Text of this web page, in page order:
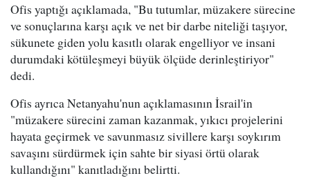
Ofis yaptığı açıklamada, "Bu tutumlar, müzakere sürecine
ve sonuçlarına karşı açık ve net bir darbe niteliği taşıyor,
sükunete giden yolu kasıtlı olarak engelliyor ve insani
durumdaki kötüleşmeyi büyük ölçüde derinleştiriyor"
dedi.
Ofis ayrıca Netanyahu'nun açıklamasının İsrail'in
"müzakere sürecini zaman kazanmak, yıkıcı projelerini
hayata geçirmek ve savunmasız sivillere karşı soykırım
savaşını sürdürmek için sahte bir siyasi örtü olarak
kullandığını" kanıtladığını belirtti.